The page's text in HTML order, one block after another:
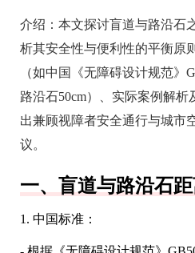
介绍： 本文探讨盲道与路沿石
析其安全性与便利性的平衡原
（如中国《无障碍设计规范》
路沿石50cm）、实际案例解
出兼顾视障者安全通行与城市
议。
一、盲道与路沿石
1. 中国标准：